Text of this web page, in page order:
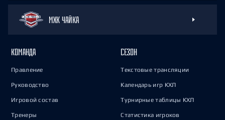
МХК ЧАЙКА
КОМАНДА
Правление
Руководство
Игровой состав
Тренеры
СЕЗОН
Текстовые трансляции
Календарь игр КХЛ
Турнирные таблицы КХЛ
Статистика игроков